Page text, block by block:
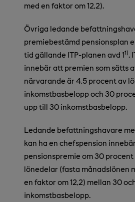
med en faktor om 12,2).
Övriga ledande
premiebestämd pensionsplan
tid gällande ITP-planen avd 11).
innebär att premien som sätts
närvarande är 4,5 procent av
inkomstbasbelopp och 30
upp till 30 inkomstbasbelopp.
Ledande befattningshavare
kan ha en chefspension
pensionspremie om 30
lönedelar (fasta månadslönen
en faktor om 12,2) mellan 30
inkomstbasbelopp.